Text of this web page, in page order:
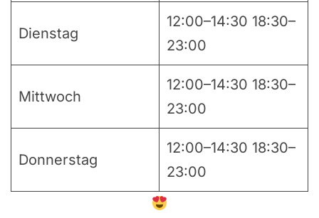
Dienstag
12:00–14:30 18:30–
23:00
Mittwoch
12:00–14:30 18:30–
23:00
Donnerstag
12:00–14:30 18:30–
23:00